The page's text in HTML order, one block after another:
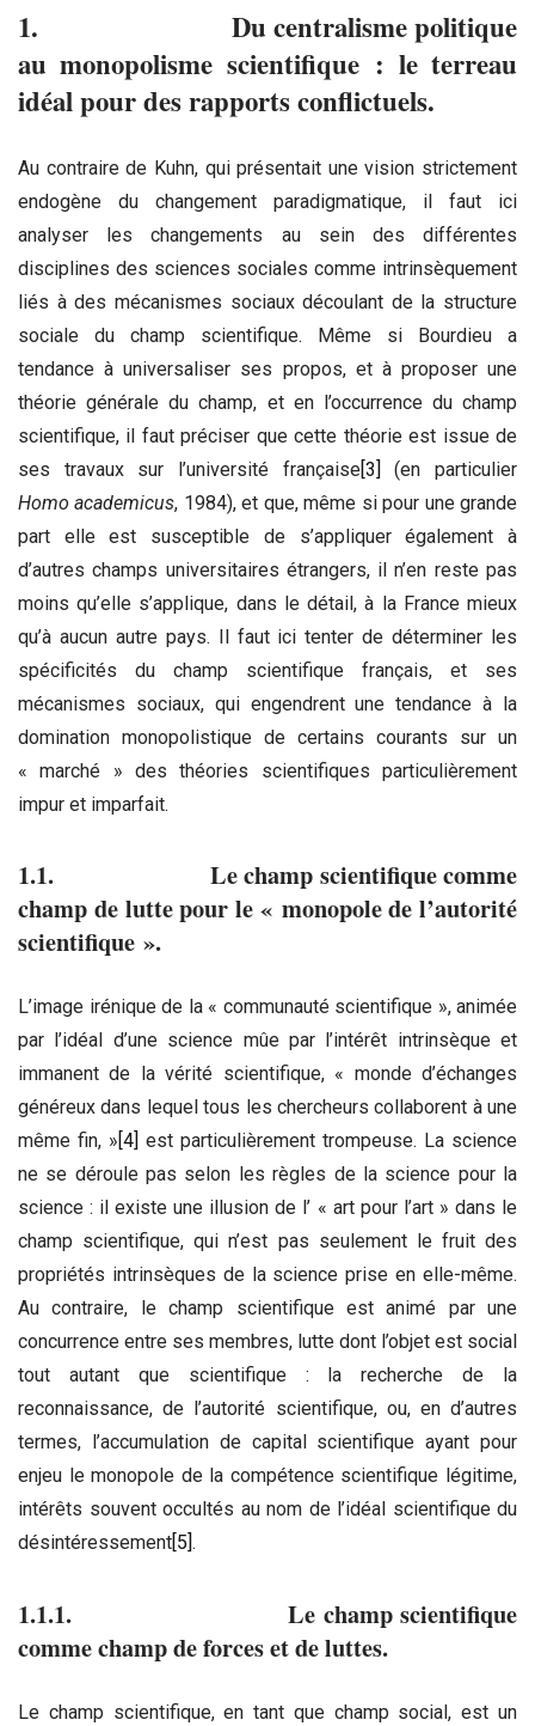
1. Du centralisme politique
au monopolisme scientifique : le terreau
idéal pour des rapports conflictuels.
Au contraire de Kuhn, qui présentait une vision strictement
endogène du changement paradigmatique, il faut ici
analyser les changements au sein des différentes
disciplines des sciences sociales comme intrinsèquement
liés à des mécanismes sociaux découlant de la structure
sociale du champ scientifique. Même si Bourdieu a
tendance à universaliser ses propos, et à proposer une
théorie générale du champ, et en l’occurrence du champ
scientifique, il faut préciser que cette théorie est issue de
ses travaux sur l’université française[3] (en particulier
Homo academicus, 1984), et que, même si pour une grande
part elle est susceptible de s’appliquer également à
d’autres champs universitaires étrangers, il n’en reste pas
moins qu’elle s’applique, dans le détail, à la France mieux
qu’à aucun autre pays. Il faut ici tenter de déterminer les
spécificités du champ scientifique français, et ses
mécanismes sociaux, qui engendrent une tendance à la
domination monopolistique de certains courants sur un
« marché » des théories scientifiques particulièrement
impur et imparfait.
1.1. Le champ scientifique comme
champ de lutte pour le « monopole de l’autorité
scientifique ».
L’image irénique de la « communauté scientifique », animée
par l’idéal d’une science mûe par l’intérêt intrinsèque et
immanent de la vérité scientifique, « monde d’échanges
généreux dans lequel tous les chercheurs collaborent à une
même fin, » [4] est particulièrement trompeuse. La science
ne se déroule pas selon les règles de la science pour la
science : il existe une illusion de l’ « art pour l’art » dans le
champ scientifique, qui n’est pas seulement le fruit des
propriétés intrinsèques de la science prise en elle-même.
Au contraire, le champ scientifique est animé par une
concurrence entre ses membres, lutte dont l’objet est social
tout autant que scientifique : la recherche de la
reconnaissance, de l’autorité scientifique, ou, en d’autres
termes, l’accumulation de capital scientifique ayant pour
enjeu le monopole de la compétence scientifique légitime,
intérêts souvent occultés au nom de l’idéal scientifique du
désintéressement [5] .
1.1.1. Le champ scientifique
comme champ de forces et de luttes.
Le champ scientifique, en tant que champ social, est un